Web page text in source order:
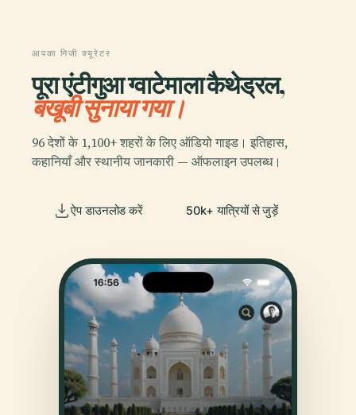
आपका निजी क्यूरेटर
पूरा एंटीगुआ ग्वाटेमाला कैथेड्रल,
बखूबी सुनाया गया।
96 देशों के 1,100+ शहरों के लिए ऑडियो गाइड। इतिहास,
कहानियाँ और स्थानीय जानकारी — ऑफलाइन उपलब्ध।
ऐप डाउनलोड करें 50k+ यात्रियों से जुड़ें